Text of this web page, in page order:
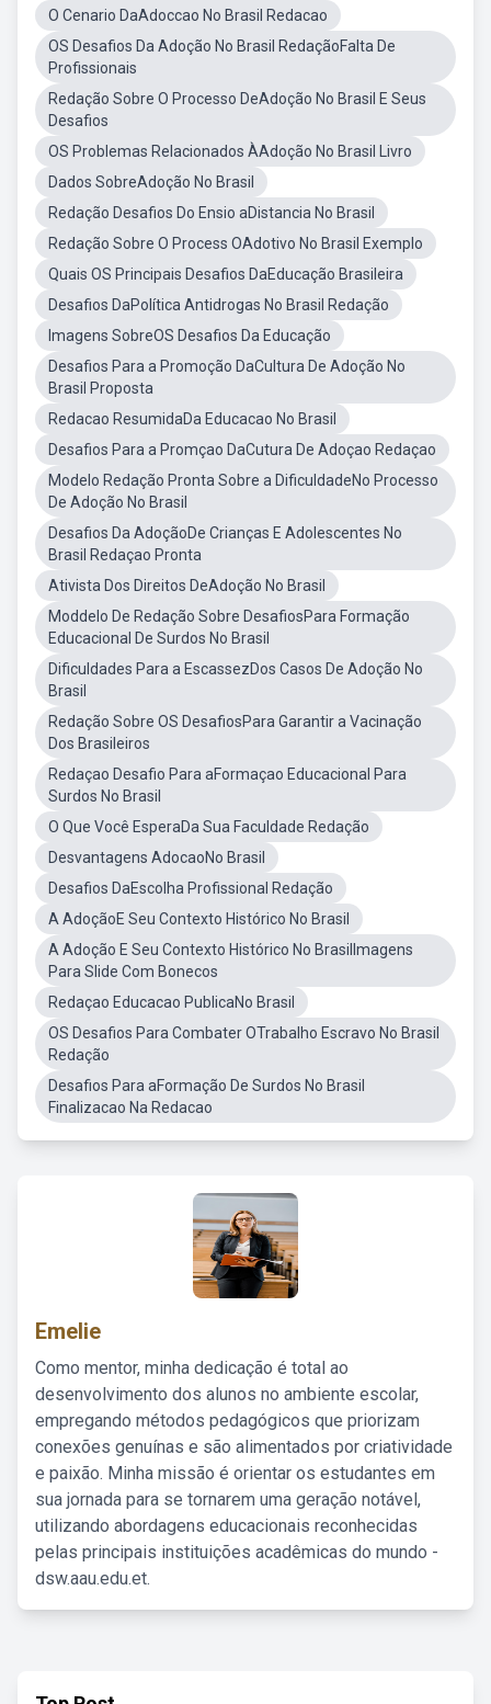
O Cenario DaAdoccao No Brasil Redacao
OS Desafios Da Adoção No Brasil RedaçãoFalta De
Profissionais
Redação Sobre O Processo DeAdoção No Brasil E Seus
Desafios
OS Problemas Relacionados ÀAdoção No Brasil Livro
Dados SobreAdoção No Brasil
Redação Desafios Do Ensio aDistancia No Brasil
Redação Sobre O Process OAdotivo No Brasil Exemplo
Quais OS Principais Desafios DaEducação Brasileira
Desafios DaPolítica Antidrogas No Brasil Redação
Imagens SobreOS Desafios Da Educação
Desafios Para a Promoção DaCultura De Adoção No
Brasil Proposta
Redacao ResumidaDa Educacao No Brasil
Desafios Para a Promçao DaCutura De Adoçao Redaçao
Modelo Redação Pronta Sobre a DificuldadeNo Processo
De Adoção No Brasil
Desafios Da AdoçãoDe Crianças E Adolescentes No
Brasil Redaçao Pronta
Ativista Dos Direitos DeAdoção No Brasil
Moddelo De Redação Sobre DesafiosPara Formação
Educacional De Surdos No Brasil
Dificuldades Para a EscassezDos Casos De Adoção No
Brasil
Redação Sobre OS DesafiosPara Garantir a Vacinação
Dos Brasileiros
Redaçao Desafio Para aFormaçao Educacional Para
Surdos No Brasil
O Que Você EsperaDa Sua Faculdade Redação
Desvantagens AdocaoNo Brasil
Desafios DaEscolha Profissional Redação
A AdoçãoE Seu Contexto Histórico No Brasil
A Adoção E Seu Contexto Histórico No BrasilImagens
Para Slide Com Bonecos
Redaçao Educacao PublicaNo Brasil
OS Desafios Para Combater OTrabalho Escravo No Brasil
Redação
Desafios Para aFormação De Surdos No Brasil
Finalizacao Na Redacao
Emelie
Como mentor, minha dedicação é total ao
desenvolvimento dos alunos no ambiente escolar,
empregando métodos pedagógicos que priorizam
conexões genuínas e são alimentados por criatividade
e paixão. Minha missão é orientar os estudantes em
sua jornada para se tornarem uma geração notável,
utilizando abordagens educacionais reconhecidas
pelas principais instituições acadêmicas do mundo -
dsw.aau.edu.et.